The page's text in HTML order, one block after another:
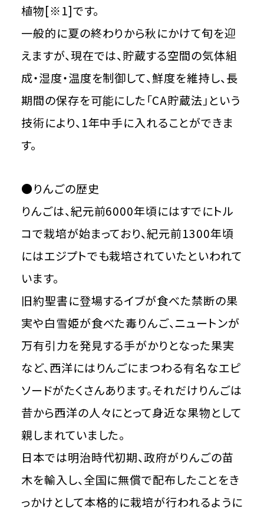
植物[※1]です。
一般的に夏の終わりから秋にかけて旬を迎
えますが、現在では、貯蔵する空間の気体組
成・湿度・温度を制御して、鮮度を維持し、長
期間の保存を可能にした「CA貯蔵法」という
技術により、1年中手に入れることができま
す。
●りんごの歴史
りんごは、紀元前6000年頃にはすでにトル
コで栽培が始まっており、紀元前1300年頃
にはエジプトでも栽培されていたといわれて
います。
旧約聖書に登場するイブが食べた禁断の果
実や白雪姫が食べた毒りんご、ニュートンが
万有引力を発見する手がかりとなった果実
など、西洋にはりんごにまつわる有名なエピ
ソードがたくさんあります。それだけりんごは
昔から西洋の人々にとって身近な果物として
親しまれていました。
日本では明治時代初期、政府がりんごの苗
木を輸入し、全国に無償で配布したことをき
っかけとして本格的に栽培が行われるように